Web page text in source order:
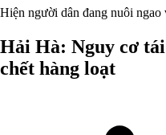
Hiện người dân đang nuôi ngao
Hải Hà: Nguy cơ
chết hàng loạt